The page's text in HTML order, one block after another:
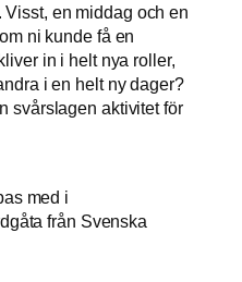
en middag och en
ni kunde få en
in i helt nya roller,
i en helt ny dager?
svårslagen aktivitet för
med i
från Svenska